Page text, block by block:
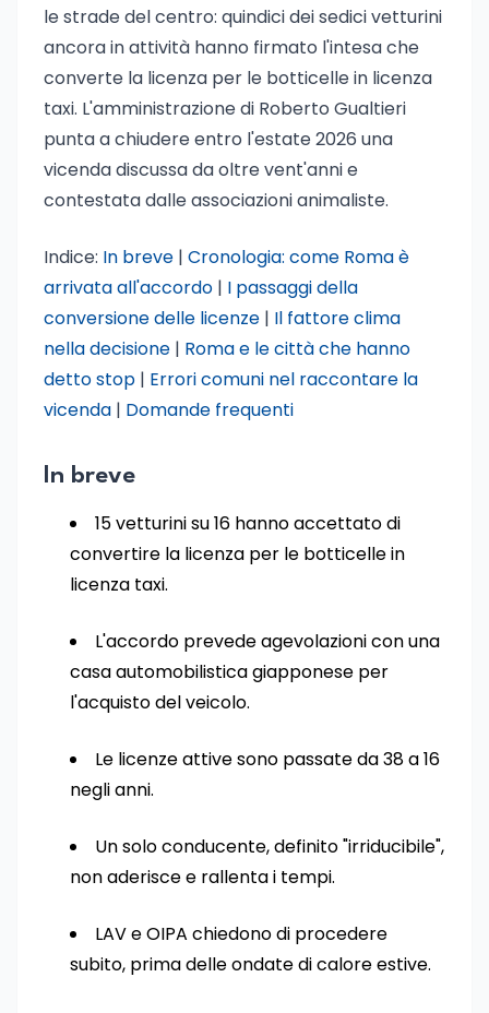
le strade del centro: quindici dei sedici vetturini
ancora in attività hanno firmato l'intesa che
converte la licenza per le botticelle in licenza
taxi. L'amministrazione di Roberto Gualtieri
punta a chiudere entro l'estate 2026 una
vicenda discussa da oltre vent'anni e
contestata dalle associazioni animaliste.
Indice: In breve | Cronologia: come Roma è
arrivata all'accordo | I passaggi della
conversione delle licenze | Il fattore clima
nella decisione | Roma e le città che hanno
detto stop | Errori comuni nel raccontare la
vicenda | Domande frequenti
In breve
15 vetturini su 16 hanno accettato di
convertire la licenza per le botticelle in
licenza taxi.
L'accordo prevede agevolazioni con una
casa automobilistica giapponese per
l'acquisto del veicolo.
Le licenze attive sono passate da 38 a 16
negli anni.
Un solo conducente, definito "irriducibile",
non aderisce e rallenta i tempi.
LAV e OIPA chiedono di procedere
subito, prima delle ondate di calore estive.